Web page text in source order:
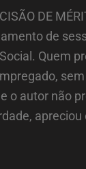
DE
de
Quem
o autor não